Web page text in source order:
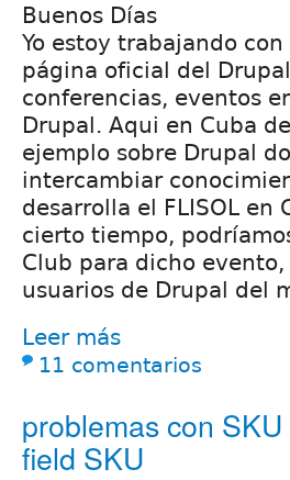
Buenos Días
Yo estoy trabajando
página oficial del
conferencias, eventos
Drupal. Aqui en Cuba
ejemplo sobre Drupal
intercambiar
desarrolla el FLISOL en
cierto tiempo,
Club para dicho
usuarios de Drupal del
Leer más
11 comentarios
problemas con
field SKU